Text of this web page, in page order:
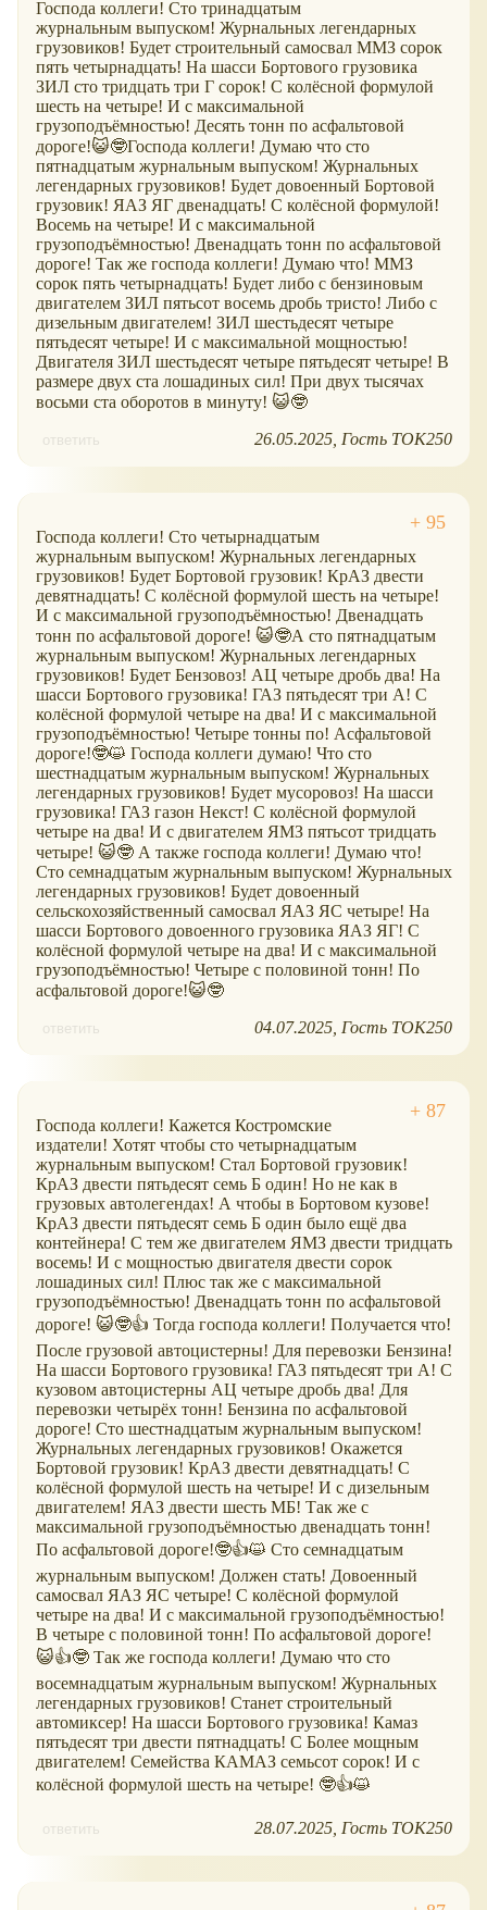
Господа коллеги! Сто тринадцатым
журнальным выпуском! Журнальных легендарных
грузовиков! Будет строительный самосвал ММЗ сорок
пять четырнадцать! На шасси Бортового грузовика
ЗИЛ сто тридцать три Г сорок! С колёсной формулой
шесть на четыре! И с максимальной
грузоподъёмностью! Десять тонн по асфальтовой
дороге!😺🤓Господа коллеги! Думаю что сто
пятнадцатым журнальным выпуском! Журнальных
легендарных грузовиков! Будет довоенный Бортовой
грузовик! ЯАЗ ЯГ двенадцать! С колёсной формулой!
Восемь на четыре! И с максимальной
грузоподъёмностью! Двенадцать тонн по асфальтовой
дороге! Так же господа коллеги! Думаю что! ММЗ
сорок пять четырнадцать! Будет либо с бензиновым
двигателем ЗИЛ пятьсот восемь дробь тристо! Либо с
дизельным двигателем! ЗИЛ шестьдесят четыре
пятьдесят четыре! И с максимальной мощностью!
Двигателя ЗИЛ шестьдесят четыре пятьдесят четыре! В
размере двух ста лошадиных сил! При двух тысячах
восьми ста оборотов в минуту! 😺🤓
ответить 26.05.2025 Гость ТОК250
Господа коллеги! Сто четырнадцатым
журнальным выпуском! Журнальных легендарных
грузовиков! Будет Бортовой грузовик! КрАЗ двести
девятнадцать! С колёсной формулой шесть на четыре!
И с максимальной грузоподъёмностью! Двенадцать
тонн по асфальтовой дороге! 😺🤓А сто пятнадцатым
журнальным выпуском! Журнальных легендарных
грузовиков! Будет Бензовоз! АЦ четыре дробь два! На
шасси Бортового грузовика! ГАЗ пятьдесят три А! С
колёсной формулой четыре на два! И с максимальной
грузоподъёмностью! Четыре тонны по! Асфальтовой
дороге!🤓😺 Господа коллеги думаю! Что сто
шестнадцатым журнальным выпуском! Журнальных
легендарных грузовиков! Будет мусоровоз! На шасси
грузовика! ГАЗ газон Некст! С колёсной формулой
четыре на два! И с двигателем ЯМЗ пятьсот тридцать
четыре! 😺🤓 А также господа коллеги! Думаю что!
Сто семнадцатым журнальным выпуском! Журнальных
легендарных грузовиков! Будет довоенный
сельскохозяйственный самосвал ЯАЗ ЯС четыре! На
шасси Бортового довоенного грузовика ЯАЗ ЯГ! С
колёсной формулой четыре на два! И с максимальной
грузоподъёмностью! Четыре с половиной тонн! По
асфальтовой дороге!😺🤓
ответить 04.07.2025 Гость ТОК250
Господа коллеги! Кажется Костромские
издатели! Хотят чтобы сто четырнадцатым
журнальным выпуском! Стал Бортовой грузовик!
КрАЗ двести пятьдесят семь Б один! Но не как в
грузовых автолегендах! А чтобы в Бортовом кузове!
КрАЗ двести пятьдесят семь Б один было ещё два
контейнера! С тем же двигателем ЯМЗ двести тридцать
восемь! И с мощностью двигателя двести сорок
лошадиных сил! Плюс так же с максимальной
грузоподъёмностью! Двенадцать тонн по асфальтовой
дороге! 😺🤓👍 Тогда господа коллеги! Получается что!
После грузовой автоцистерны! Для перевозки Бензина!
На шасси Бортового грузовика! ГАЗ пятьдесят три А! С
кузовом автоцистерны АЦ четыре дробь два! Для
перевозки четырёх тонн! Бензина по асфальтовой
дороге! Сто шестнадцатым журнальным выпуском!
Журнальных легендарных грузовиков! Окажется
Бортовой грузовик! КрАЗ двести девятнадцать! С
колёсной формулой шесть на четыре! И с дизельным
двигателем! ЯАЗ двести шесть МБ! Так же с
максимальной грузоподъёмностью двенадцать тонн!
По асфальтовой дороге!🤓👍😺 Сто семнадцатым
журнальным выпуском! Должен стать! Довоенный
самосвал ЯАЗ ЯС четыре! С колёсной формулой
четыре на два! И с максимальной грузоподъёмностью!
В четыре с половиной тонн! По асфальтовой дороге!
😺👍🤓 Так же господа коллеги! Думаю что сто
восемнадцатым журнальным выпуском! Журнальных
легендарных грузовиков! Станет строительный
автомиксер! На шасси Бортового грузовика! Камаз
пятьдесят три двести пятнадцать! С Более мощным
двигателем! Семейства КАМАЗ семьсот сорок! И с
колёсной формулой шесть на четыре! 🤓👍😺
ответить 28.07.2025 Гость ТОК250